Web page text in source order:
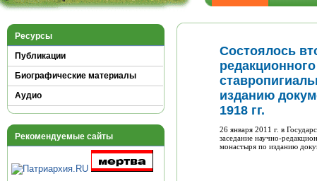
Состоялось
изданию
1918 гг.
26 января 2011 г. в
заседание научно-
монастыря по изданию
Ресурсы
Публикации
Биографические материалы
Аудио
Рекомендуемые сайты